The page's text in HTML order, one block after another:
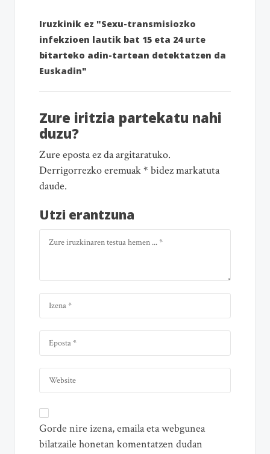
Iruzkinik ez "Sexu-transmisiozko
infekzioen lautik bat 15 eta 24 urte
bitarteko adin-tartean detektatzen da
Euskadin"
Zure iritzia partekatu nahi
duzu?
Zure eposta ez da argitaratuko.
Derrigorrezko eremuak * bidez markatuta
daude.
Utzi erantzuna
Gorde nire izena, emaila eta webgunea
bilatzaile honetan komentatzen dudan